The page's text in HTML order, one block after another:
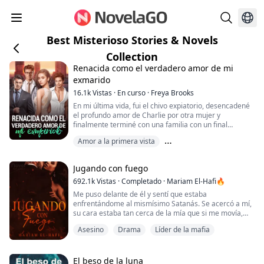
Best Misterioso Stories & Novels
Collection
Renacida como el verdadero amor de mi
exmarido
16.1kVistas · En curso · Freya Brooks
En mi última vida, fui el chivo expiatorio, desencadené
el profundo amor de Charlie por otra mujer y
finalmente terminé con una familia con un final
que Peiheng solicitara el divorcio. Pero el desarrollo de
regresa de vez en cuando? ¿Y te preocupa...
Amor a la primera vista
Amor verdadero
Jugando con fuego
692.1kVistas ·Completado · Mariam El-Hafi🔥
Me puso delante de él y sentí que estaba
enfrentándome al mismísimo Satanás. Se acercó a mí,
su cara estaba tan cerca de la mía que si me movía,
miraba con los ojos muy abiertos, asustada de lo que
«Pronto tendremos una pequeña charla juntos, ¿de
Asesino Drama Líder de la mafia
El beso de la luna